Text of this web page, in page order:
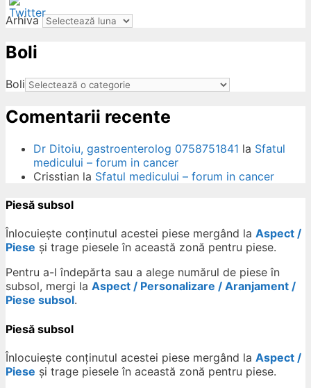
Arhiva
Boli
Boli
Comentarii recente
Dr Ditoiu, gastroenterolog 0758751841 la Sfatul
medicului – forum in cancer
Crisstian la Sfatul medicului – forum in cancer
Piesă subsol
Înlocuiește conținutul acestei piese mergând la Aspect /
Piese și trage piesele în această zonă pentru piese.
Pentru a-l îndepărta sau a alege numărul de piese în
subsol, mergi la Aspect / Personalizare / Aranjament /
Piese subsol.
Piesă subsol
Înlocuiește conținutul acestei piese mergând la Aspect /
Piese și trage piesele în această zonă pentru piese.